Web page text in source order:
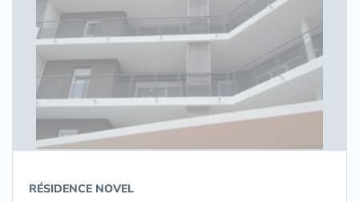
RÉSIDENCE NOVEL